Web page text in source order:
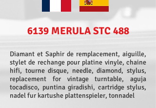
6139 MERULA STC 488
Diamant et Saphir de remplacement, aiguille,
stylet de rechange pour platine vinyle, chaine
hifi, tourne disque, needle, diamond, stylus,
replacement for vintage turntable, aguja
tocadisco, puntina giradishi, cartridge stylus,
nadel fur kartushe plattenspieler, tonnadel